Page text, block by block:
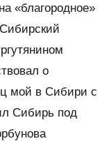
«благородное»
о
мой в Сибири с
Сибирь под